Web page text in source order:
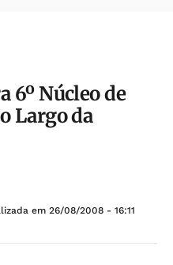
6º Núcleo de
Largo da
em 26/08/2008 - 16:11